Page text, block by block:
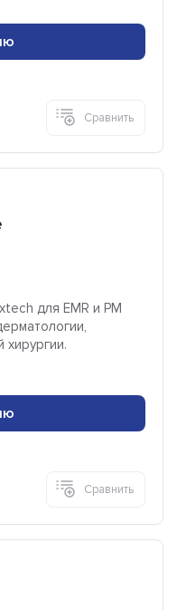
Сравнить
для EMR и PM
хирургии.
Сравнить